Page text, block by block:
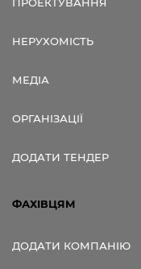
НЕРУХОМІСТЬ
МЕДІА
ОРГАНІЗАЦІЇ
ДОДАТИ ТЕНДЕР
ФАХІВЦЯМ
ДОДАТИ КОМПАНІЮ